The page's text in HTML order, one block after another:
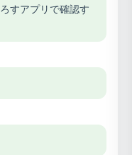
すアプリで確認す